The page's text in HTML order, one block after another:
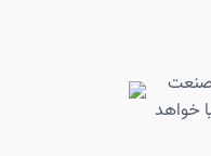
های صنعت
خواهد